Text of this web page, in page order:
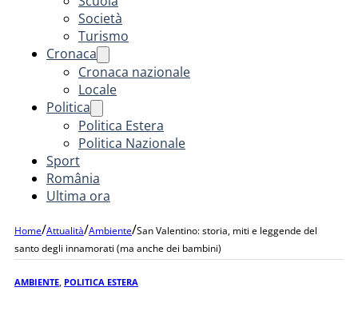
Società
Turismo
Cronaca
Cronaca nazionale
Locale
Politica
Politica Estera
Politica Nazionale
Sport
România
Ultima ora
Home/Attualità/Ambiente/San Valentino: storia, miti e leggende del
santo degli innamorati (ma anche dei bambini)
AMBIENTE POLITICA ESTERA